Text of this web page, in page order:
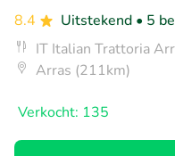
8.4 Uitstekend • 5
IT Italian Trattoria
Arras (211km)
Verkocht: 135